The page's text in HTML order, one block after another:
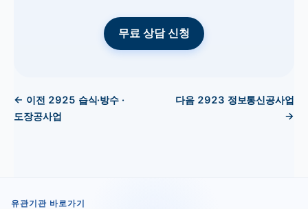
무료 상담 신청
← 이전 2925 습식·방수 ·
도장공사업
다음 2923 정보통신공사업
→
유관기관 바로가기